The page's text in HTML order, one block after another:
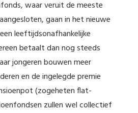
waar veruit de meeste
gaan in het nieuwe
leeftijdsonafhankelijke
betaalt dan nog steeds
jongeren bouwen meer
en de ingelegde premie
(zogeheten flat-
zullen wel collectief